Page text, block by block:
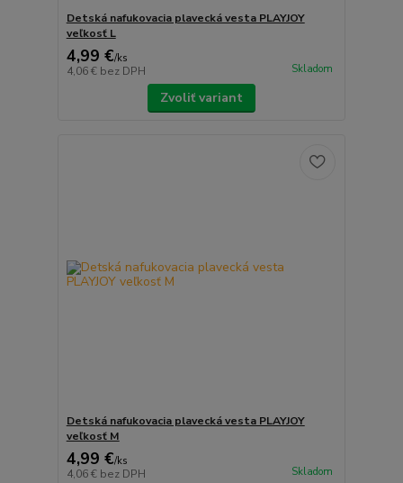
Detská nafukovacia plavecká vesta PLAYJOY
veľkosť L
4,99 €/ks
4,06 € bez DPH Skladom
Zvoliť variant
Detská nafukovacia plavecká vesta PLAYJOY
veľkosť M
4,99 €/ks
4,06 € bez DPH Skladom